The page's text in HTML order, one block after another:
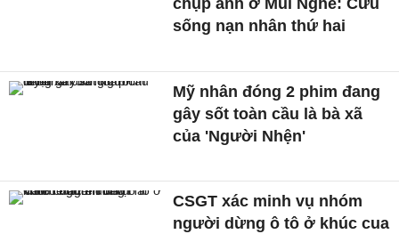
chụp ảnh ở Mũi Nghê: Cứu
sống nạn nhân thứ hai
Mỹ nhân đóng 2 phim đang
gây sốt toàn cầu là bà xã
của 'Người Nhện'
CSGT xác minh vụ nhóm
người dừng ô tô ở khúc cua